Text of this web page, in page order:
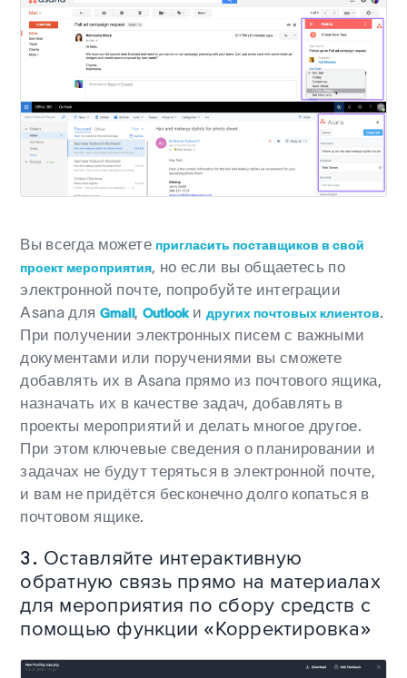
Вы всегда можете пригласить поставщиков в свой
проект мероприятия, но если вы общаетесь по
электронной почте, попробуйте интеграции
Asana для Gmail, Outlookи других почтовых клиентов.
При получении электронных писем с важными
документами или поручениями вы сможете
добавлять их в Asana прямо из почтового ящика,
назначать их в качестве задач, добавлять в
проекты мероприятий и делать многое другое.
При этом ключевые сведения о планировании и
задачах не будут теряться в электронной почте,
и вам не придётся бесконечно долго копаться в
почтовом ящике.
3. Оставляйте интерактивную
обратную связь прямо на материалах
для мероприятия по сбору средств с
помощью функции «Корректировка»